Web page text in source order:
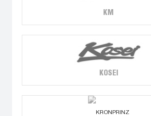
KM
KOSEI